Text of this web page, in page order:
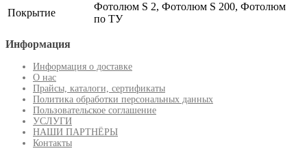
Покрытие
Фотолюм S 2, Фотолюм S 200, Фотолюм
по ТУ
Информация
Информация о доставке
О нас
Прайсы, каталоги, сертификаты
Политика обработки персональных данных
Пользовательское соглашение
УСЛУГИ
НАШИ ПАРТНЁРЫ
Контакты